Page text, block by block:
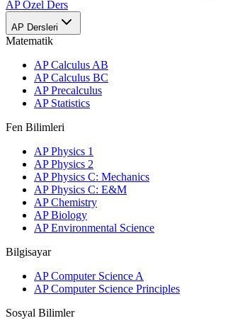
AP Özel Ders
AP Dersleri
Matematik
AP Calculus AB
AP Calculus BC
AP Precalculus
AP Statistics
Fen Bilimleri
AP Physics 1
AP Physics 2
AP Physics C: Mechanics
AP Physics C: E&M
AP Chemistry
AP Biology
AP Environmental Science
Bilgisayar
AP Computer Science A
AP Computer Science Principles
Sosyal Bilimler